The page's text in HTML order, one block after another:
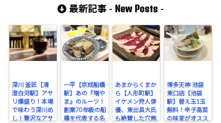
子を食す！
とジューシー餃
最新記事 - New Posts -
深川 釜匠【清
澄白河駅】アサ
リ爆盛り！本場
で味わう深川め
し！贅沢なアサ
一平【京成船橋
駅】あの『増や
ま』のルーツ！
創業70年級の船
橋を代表する名
あまからくまか
ら【人形町駅】
イケメン狩人俳
優、東出昌大氏
も絶賛した穴熊
博多天神 池袋
東口店【池袋
駅】替え玉1玉
無料！辛子高菜
の味変がオスス